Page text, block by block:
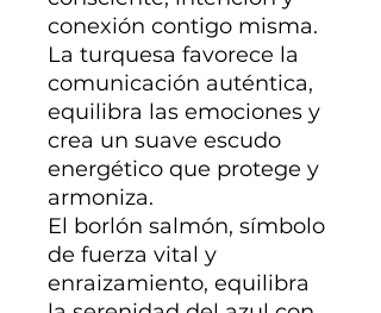
conexión contigo misma.
La turquesa favorece la
comunicación auténtica,
equilibra las emociones y
crea un suave escudo
energético que protege y
armoniza.
El borlón salmón, símbolo
de fuerza vital y
enraizamiento, equilibra